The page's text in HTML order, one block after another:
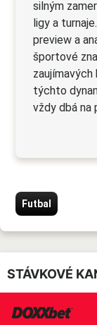
silným
ligy a
preview a
športové
týchto
vždy dbá na
Futbal
STÁVKOVÉ